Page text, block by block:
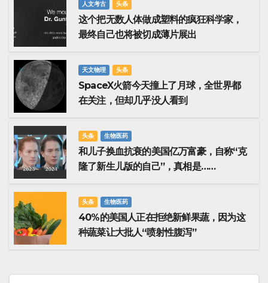
人文考古 头条
这个把无数人体做成塑料的疯狂科学家，
最终自己也将被切成薄片展出
天文物理 头条
SpaceX火箭今天撞上了月球，全世界都
在关注，但却几乎没人看到
头条 生物医药
和儿子换血抗衰的美国亿万富豪，自称“克
隆了新生儿版的自己”，真相是……
头条 生物医药
40%的美国人正在拒绝新鲜果蔬，因为这
种蔬菜让大批人“喷射性腹泻”